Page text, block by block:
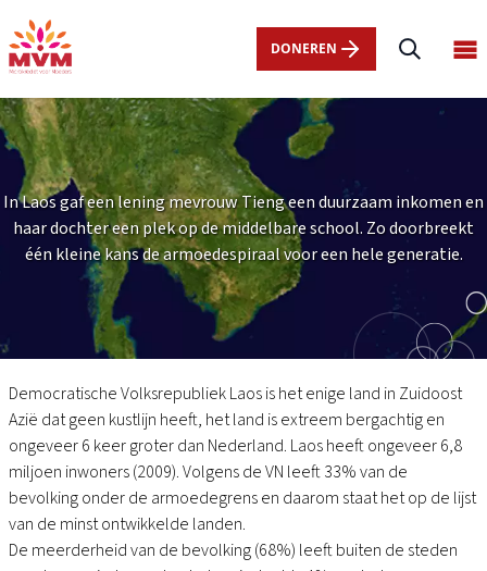
en
naar
inhoud
gaan
Main
navigation
nl
DONEREN
In Laos gaf een lening mevrouw Tieng een duurzaam inkomen en
haar dochter een plek op de middelbare school. Zo doorbreekt
één kleine kans de armoedespiraal voor een hele generatie.
Laos
Democratische Volksrepubliek Laos is het enige land in Zuidoost
Azië dat geen kustlijn heeft, het land is extreem bergachtig en
ongeveer 6 keer groter dan Nederland. Laos heeft ongeveer 6,8
miljoen inwoners (2009). Volgens de VN leeft 33% van de
bevolking onder de armoedegrens en daarom staat het op de lijst
van de minst ontwikkelde landen.
De meerderheid van de bevolking (68%) leeft buiten de steden